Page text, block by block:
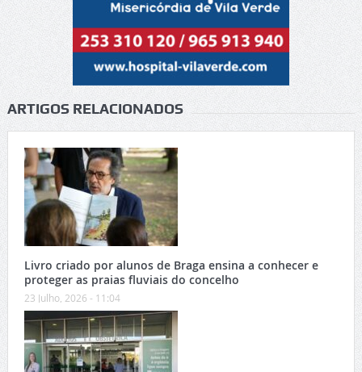
ARTIGOS RELACIONADOS
Livro criado por alunos de Braga ensina a conhecer e
proteger as praias fluviais do concelho
23 Julho, 2026 - 11:04